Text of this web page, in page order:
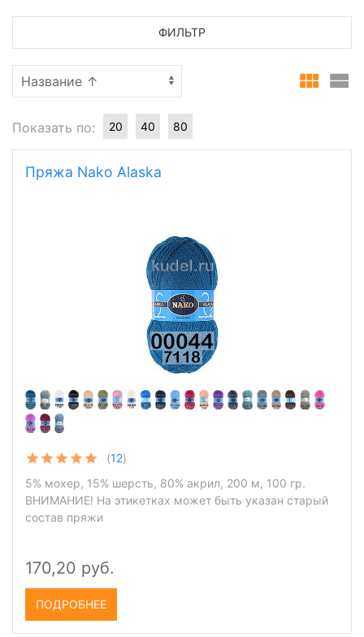
ФИЛЬТР
Показать по: 20 40 80
Пряжа Nako Alaska
(12)
5% мохер, 15% шерсть, 80% акрил, 200 м, 100 гр.
ВНИМАНИЕ! На этикетках может быть указан старый
состав пряжи
170,20 руб.
ПОДРОБНЕЕ